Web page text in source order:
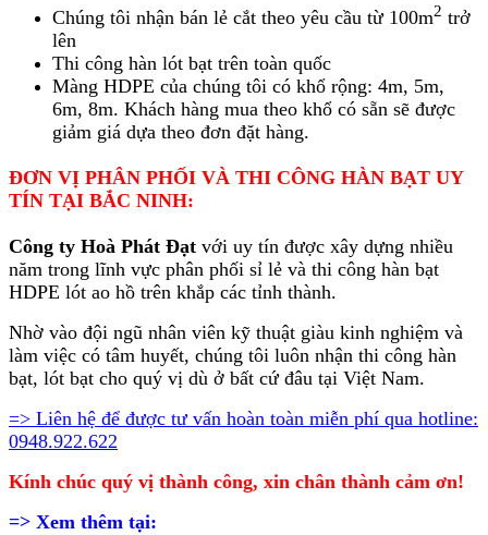
Chúng tôi nhận bán lẻ cắt theo yêu cầu từ 100m2 trở
lên
Thi công hàn lót bạt trên toàn quốc
Màng HDPE của chúng tôi có khổ rộng: 4m, 5m,
6m, 8m. Khách hàng mua theo khổ có sẵn sẽ được
giảm giá dựa theo đơn đặt hàng.
ĐƠN VỊ PHÂN PHỐI VÀ THI CÔNG HÀN BẠT UY
TÍN TẠI BẮC NINH:
Công ty Hoà Phát Đạt với uy tín được xây dựng nhiều
năm trong lĩnh vực phân phối sỉ lẻ và thi công hàn bạt
HDPE lót ao hồ trên khắp các tỉnh thành.
Nhờ vào đội ngũ nhân viên kỹ thuật giàu kinh nghiệm và
làm việc có tâm huyết, chúng tôi luôn nhận thi công hàn
bạt, lót bạt cho quý vị dù ở bất cứ đâu tại Việt Nam.
=> Liên hệ để được tư vấn hoàn toàn miễn phí qua hotline:
0948.922.622
Kính chúc quý vị thành công, xin chân thành cảm ơn!
=> Xem thêm tại: